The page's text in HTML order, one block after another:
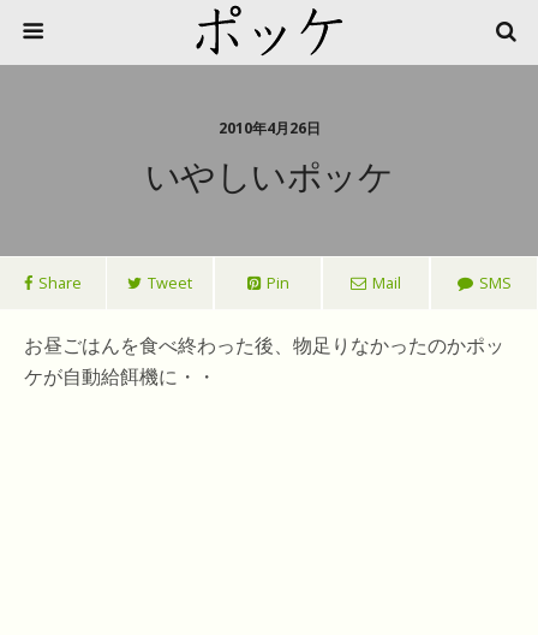
2010年4月26日
いやしいポッケ
Share Tweet Pin Mail SMS
お昼ごはんを食べ終わった後、物足りなかったのかポッ
ケが自動給餌機に・・